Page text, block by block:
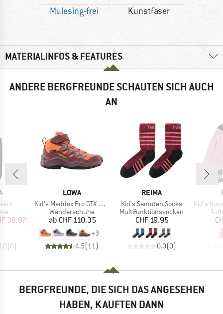
Mulesing-frei Kunstfaser
MATERIALINFOS & FEATURES
ANDERE BERGFREUNDE SCHAUTEN SICH AUCH
AN
Preis
38.97
(0)
MARKE
LOWA
Artikel
Kid's Maddox Pro GTX Mid VC
Produktgruppe
Wanderschuhe
Preis
ab CHF 110.35
+3
4.5( 11)
MARKE
REIMA
Artikel
Kid's Samoten Socks
Produktgruppe
Multifunktionssocken
Preis
CHF 19.95
0.0(0)
Artikel
Kid's
neu
BERGFREUNDE, DIE SICH DAS ANGESEHEN
HABEN, KAUFTEN DANN